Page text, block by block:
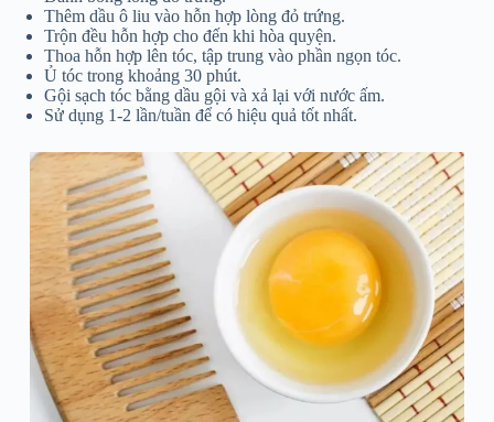
Thêm dầu ô liu vào hỗn hợp lòng đỏ trứng.
Trộn đều hỗn hợp cho đến khi hòa quyện.
Thoa hỗn hợp lên tóc, tập trung vào phần ngọn tóc.
Ủ tóc trong khoảng 30 phút.
Gội sạch tóc bằng dầu gội và xả lại với nước ấm.
Sử dụng 1-2 lần/tuần để có hiệu quả tốt nhất.